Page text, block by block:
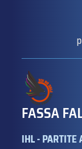
FASSA
IHL - PARTITE